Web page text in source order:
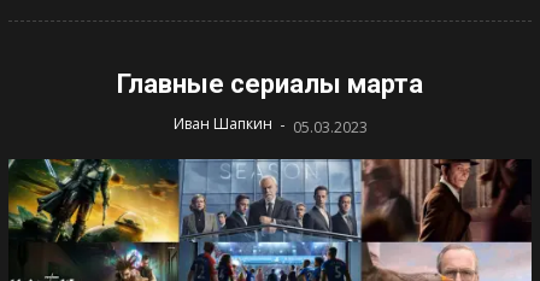
Главные сериалы марта
Иван Шапкин - 05.03.2023